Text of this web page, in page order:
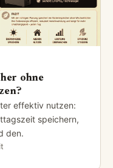
ohne
effektiv nutzen:
speichern,
den.